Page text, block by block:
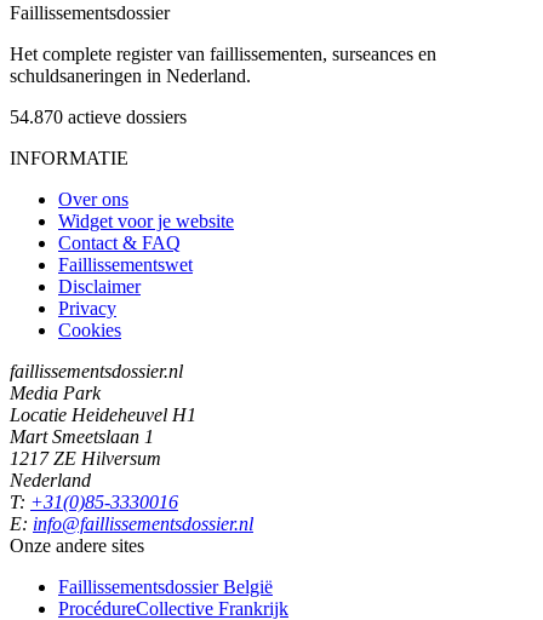
Faillissementsdossier
Het complete register van faillissementen, surseances en
schuldsaneringen in Nederland.
54.870 actieve dossiers
INFORMATIE
Over ons
Widget voor je website
Contact & FAQ
Faillissementswet
Disclaimer
Privacy
Cookies
faillissementsdossier.nl
Media Park
Locatie Heideheuvel H1
Mart Smeetslaan 1
1217 ZE Hilversum
Nederland
T: +31(0)85-3330016
E: info@faillissementsdossier.nl
Onze andere sites
Faillissementsdossier België
ProcédureCollective Frankrijk